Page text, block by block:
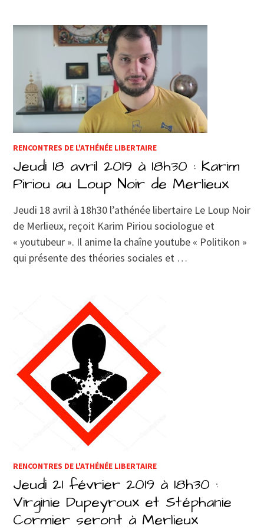
RENCONTRES DE L'ATHÉNÉE LIBERTAIRE
Jeudi 18 avril 2019 à 18h30 : Karim
Piriou au Loup Noir de Merlieux
Jeudi 18 avril à 18h30 l’athénée libertaire Le Loup Noir
de Merlieux, reçoit Karim Piriou sociologue et
« youtubeur ». Il anime la chaîne youtube « Politikon »
qui présente des théories sociales et …
RENCONTRES DE L'ATHÉNÉE LIBERTAIRE
Jeudi 21 février 2019 à 18h30 :
Virginie Dupeyroux et Stéphanie
Cormier seront à Merlieux